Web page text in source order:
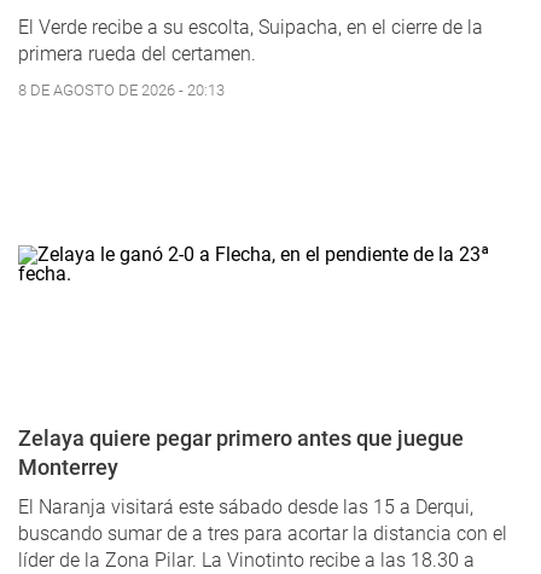
El Verde recibe a su escolta, Suipacha, en el cierre de la
primera rueda del certamen.
8 DE AGOSTO DE 2026 - 20:13
Zelaya quiere pegar primero antes que juegue
Monterrey
El Naranja visitará este sábado desde las 15 a Derqui,
buscando sumar de a tres para acortar la distancia con el
líder de la Zona Pilar. La Vinotinto recibe a las 18.30 a